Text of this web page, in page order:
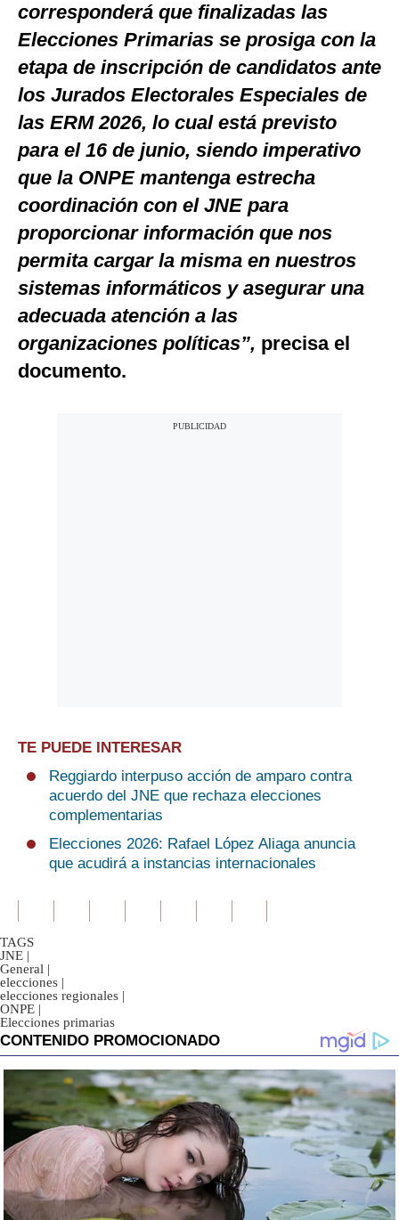
corresponderá que finalizadas las
Elecciones Primarias se prosiga con la
etapa de inscripción de candidatos ante
los Jurados Electorales Especiales de
las ERM 2026, lo cual está previsto
para el 16 de junio, siendo imperativo
que la ONPE mantenga estrecha
coordinación con el JNE para
proporcionar información que nos
permita cargar la misma en nuestros
sistemas informáticos y asegurar una
adecuada atención a las
organizaciones políticas”, precisa el
documento.
TE PUEDE INTERESAR
Reggiardo interpuso acción de amparo contra
acuerdo del JNE que rechaza elecciones
complementarias
Elecciones 2026: Rafael López Aliaga anuncia
que acudirá a instancias internacionales
TAGS
JNE |
General |
elecciones |
elecciones regionales |
ONPE |
Elecciones primarias